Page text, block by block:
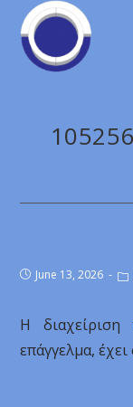
June 13, 2026
Η
επάγγελμα,